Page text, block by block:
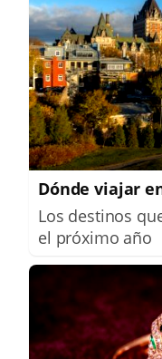
Dónde viajar
Los destinos
el próximo año